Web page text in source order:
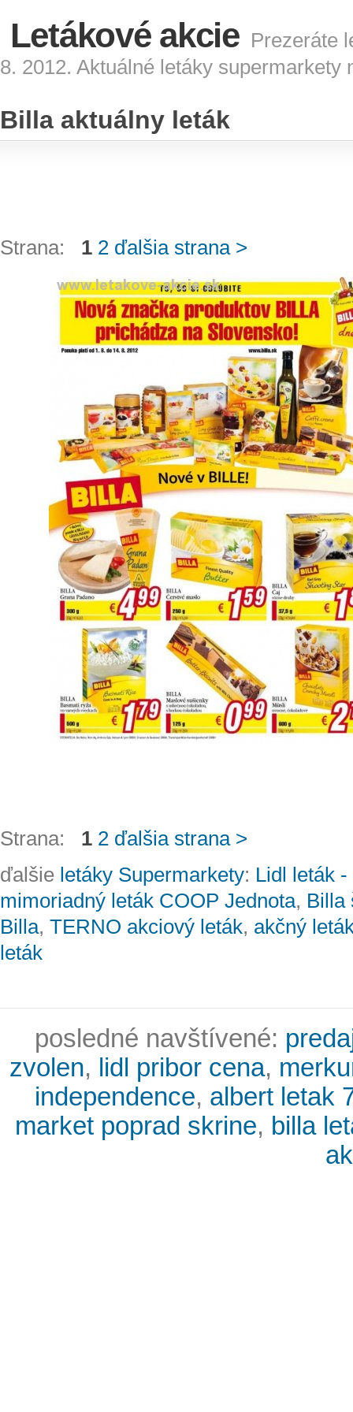
Letákové akcie Prezeráte
8. 2012. Aktuálné letáky
Billa aktuálny leták
Strana: 1 2 ďalšia strana >
Strana: 1 2 ďalšia strana >
ďalšie letáky Supermarkety: Lidl leták
mimoriadný leták COOP Jednota, Billa
Billa, TERNO akciový leták, akčný
leták
posledné navštívené:
zvolen, lidl pribor cena,
independence, albert letak
market poprad skrine, billa